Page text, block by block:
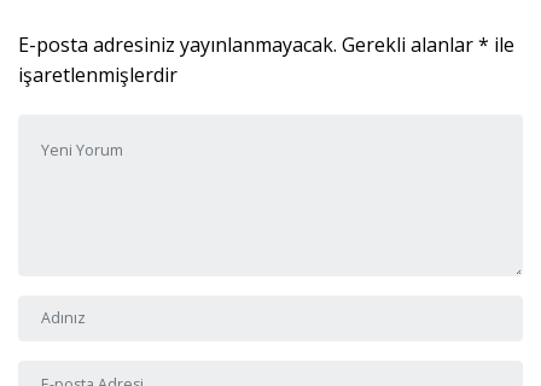
E-posta adresiniz yayınlanmayacak. Gerekli alanlar* ile
işaretlenmişlerdir
Adı ve Soyadı
E-posta Adresi